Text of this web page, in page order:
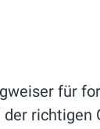
für